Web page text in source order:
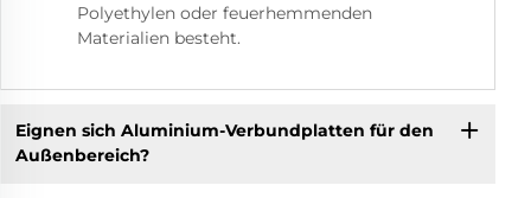
Polyethylen oder feuerhemmenden
Materialien besteht.
Eignen sich Aluminium-Verbundplatten für den
Außenbereich?